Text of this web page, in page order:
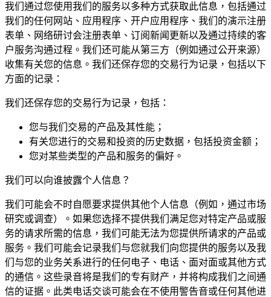
我们通过您使用我们的服务以多种方式获取此信息，包括通过
我们的任何网站、应用程序、开户应用程序、我们的演示注册
表单、网络研讨会注册表单、订阅新闻更新以及通过持续的客
户服务沟通过程。我们还可能从第三方（例如通过公开来源）
收集有关您的信息。我们还保存您的交易行为记录，包括以下
方面的记录：
我们还保存您的交易行为记录，包括：
您与我们交易的产品及其性能；
有关您进行的交易和投资的历史数据，包括投资金额；
您对某些类型的产品和服务的偏好。
我们可以向谁披露个人信息？
我们可能会不时自愿要求提供其他个人信息（例如，通过市场
研究或调查）。如果您选择不提供我们满足您对特定产品或服
务的请求所需的信息，我们可能无法为您提供所请求的产品或
服务。我们可能会记录我们与您就我们向您提供的服务以及我
们与您的业务关系进行的任何电子、电话、面对面或其他方式
的通信。这些录音将是我们的专有财产，并将构成我们之间通
信的证据。此类电话交谈可能会在不使用警告音或任何其他进